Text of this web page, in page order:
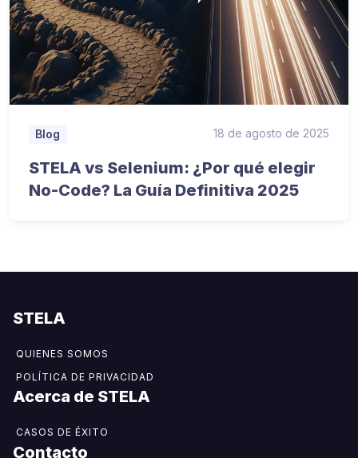
Blog 18 de agosto de 2025
STELA vs Selenium: ¿Por qué elegir
No-Code? La Guía Definitiva 2025
STELA
QUIENES SOMOS
POLÍTICA DE PRIVACIDAD
Acerca de STELA​
CASOS DE ÉXITO
Contacto